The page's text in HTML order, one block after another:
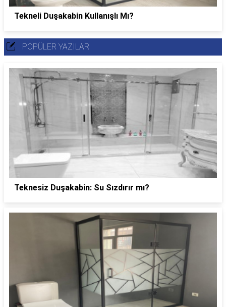
Tekneli Duşakabin Kullanışlı Mı?
POPÜLER YAZILAR
Teknesiz Duşakabin: Su Sızdırır mı?